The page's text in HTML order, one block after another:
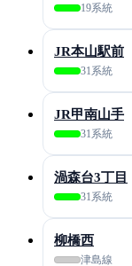
19系統
JR本山駅前
31系統
JR甲南山手
31系統
渦森台3丁目
31系統
柳橋西
津島線